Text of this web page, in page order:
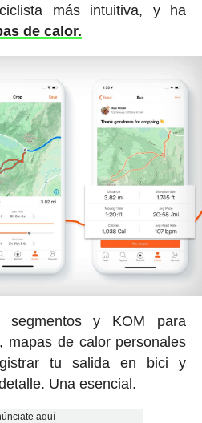
más intuitiva, y ha
de calor.
segmentos y KOM para
mapas de calor personales
tu salida en bici y
Una esencial.
aquí